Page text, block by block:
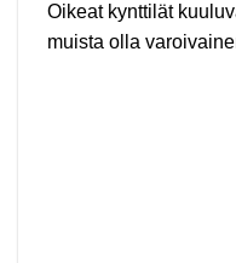
Oikeat kynttilät
muista olla